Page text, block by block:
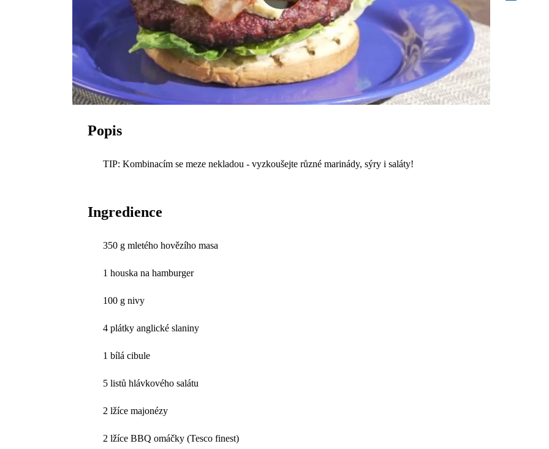
Popis
TIP: Kombinacím se meze nekladou - vyzkoušejte různé marinády, sýry i saláty!
Ingredience
350 g mletého hovězího masa
1 houska na hamburger
100 g nivy
4 plátky anglické slaniny
1 bílá cibule
5 listů hlávkového salátu
2 lžíce majonézy
2 lžíce BBQ omáčky (Tesco finest)